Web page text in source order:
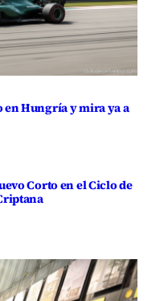
Hungría y mira ya a
Corto en el Ciclo de